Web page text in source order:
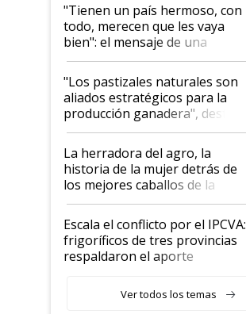
"Tienen un país hermoso, con
todo, merecen que les vaya
bien": el mensaje de una
ganadera uruguaya sobre las
oportunidades que se abren
para el agro en Argentina, con
foco en la carne
"Los pastizales naturales son
aliados estratégicos para la
producción ganadera", destaca
la iniciativa que ya reúne a 46
establecimientos en Argentina
La herradora del agro, la
historia de la mujer detrás de
los mejores caballos de la
Argentina y los mitos que
todavía hacen sufrir a estos
animales: "Mientras me
descalificaban, yo seguí
haciendo currículum"
Escala el conflicto por el IPCVA:
frigoríficos de tres provincias
respaldaron el aporte
Ver todos los temas